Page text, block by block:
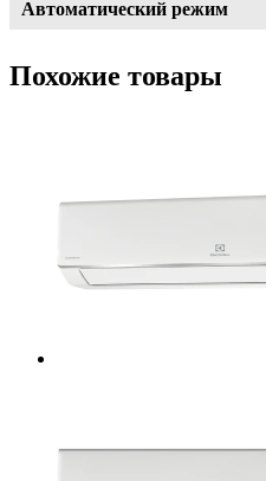
Автоматический режим
Похожие товары